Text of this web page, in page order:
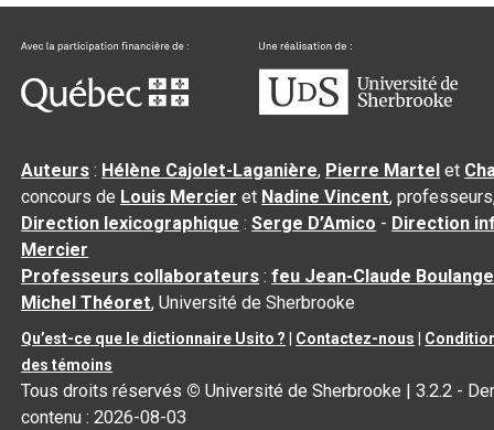
Auteurs : Hélène Cajolet-Laganière, Pierre Martel et
concours de Louis Mercier et Nadine Vincent,
Direction lexicographique :Serge D’Amico - Direction
Mercier
Professeurs collaborateurs :feu Jean-Claude
Michel Théoret, Université de Sherbrooke
Qu’est-ce que le dictionnaire Usito ? Contactez-nous
des témoins
Tous droits réservés © Université de Sherbrooke |3.2.2 -
contenu :2026-08-03